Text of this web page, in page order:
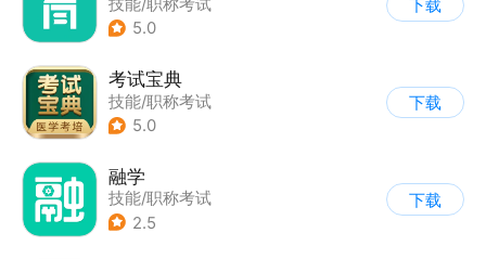
技能/职称考试
5.0
下载
考试宝典
技能/职称考试
5.0
下载
融学
技能/职称考试
2.5
下载